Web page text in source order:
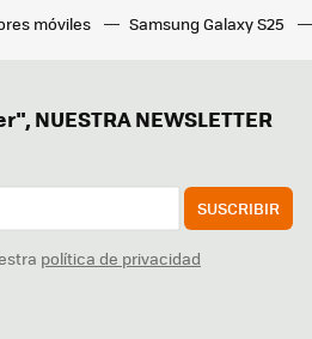
móviles Samsung Galaxy S25
NUESTRA NEWSLETTER
SUSCRIBIR
política de privacidad